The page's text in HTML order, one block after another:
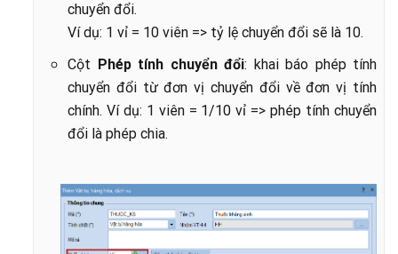
chuyển đổi.
Ví dụ: 1 vỉ = 10 viên => tỷ lệ chuyển đổi sẽ là 10.
Cột
Phép tính chuyển đổi: khai báo phép tính
chuyển đổi từ đơn vị chuyển đổi về đơn vị tính
chính. Ví dụ: 1 viên = 1/10 vỉ => phép tính chuyển
đổi là phép chia.